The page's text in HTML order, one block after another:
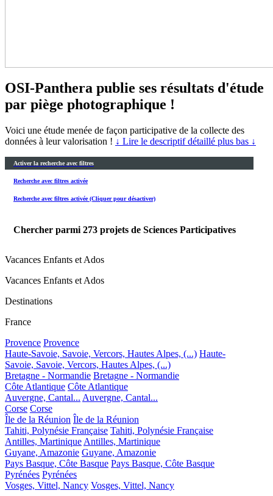
OSI-Panthera publie ses résultats d'étude
par piège photographique !
Voici une étude menée de façon participative de la collecte des
données à leur valorisation ! ↓ Lire le descriptif détaillé plus bas ↓
Activer la recherche avec filtres
Recherche avec filtres activée
Recherche avec filtres activée (Cliquer pour désactiver)
Chercher parmi 273 projets de Sciences Participatives
Vacances Enfants et Ados
Vacances Enfants et Ados
Destinations
France
Provence Provence
Haute-Savoie, Savoie, Vercors, Hautes Alpes, (...) Haute-
Savoie, Savoie, Vercors, Hautes Alpes, (...)
Bretagne - Normandie Bretagne - Normandie
Côte Atlantique Côte Atlantique
Auvergne, Cantal... Auvergne, Cantal...
Corse Corse
Île de la Réunion Île de la Réunion
Tahiti, Polynésie Française Tahiti, Polynésie Française
Antilles, Martinique Antilles, Martinique
Guyane, Amazonie Guyane, Amazonie
Pays Basque, Côte Basque Pays Basque, Côte Basque
Pyrénées Pyrénées
Vosges, Vittel, Nancy Vosges, Vittel, Nancy